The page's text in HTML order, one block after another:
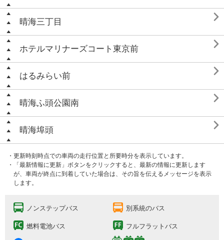
晴海三丁目 
ホテルマリナーズコート東京前 
はるみらい前 
晴海ふ頭公園南 
晴海埠頭 
・更新時刻時点での車両の走行位置と所要時分を表示しています。
・「最新情報に更新」ボタンをクリックすると、最新の情報に更新します
が、車両が終点に到着していた場合は、その旨を伝えるメッセージを表示
します。
ノンステップバス 別系統のバス
燃料電池バス フルフラットバス